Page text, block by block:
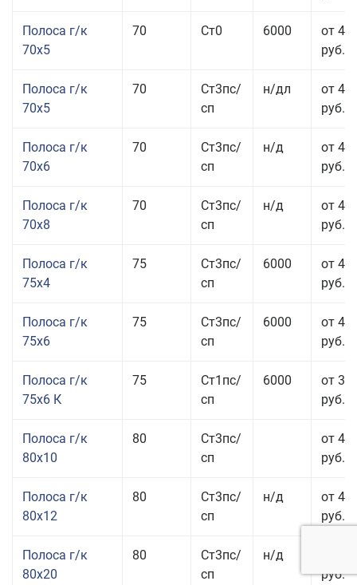
Полоса г/к
70x5
70 Ст0 6000
от 44
руб.
Полоса г/к
70x5
70
Ст3пс/
сп
н/дл
от 44
руб.
Полоса г/к
70x6
70
Ст3пс/
сп
н/д
от 43
руб.
Полоса г/к
70x8
70
Ст3пс/
сп
н/д
от 43
руб.
Полоса г/к
75x4
75
Ст3пс/
сп
6000
от 42
руб.
Полоса г/к
75x6
75
Ст3пс/
сп
6000
от 42
руб.
Полоса г/к
75x6 К
75
Ст1пс/
сп
6000
от 35
руб.
Полоса г/к
80x10
80
Ст3пс/
сп
от 43
руб.
Полоса г/к
80x12
80
Ст3пс/
сп
н/д
от 45
руб.
Полоса г/к
80x20
80
Ст3пс/
сп
н/д
руб.